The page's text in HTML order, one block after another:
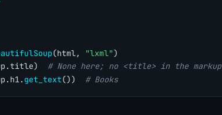
(html, "lxml")
# None here; no <title> in the markup
get_text()) # Books